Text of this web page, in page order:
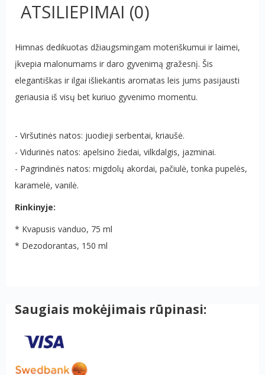
ATSILIEPIMAI (0)
Himnas dedikuotas džiaugsmingam moteriškumui ir laimei,
įkvepia malonumams ir daro gyvenimą gražesnį. Šis
elegantiškas ir ilgai išliekantis aromatas leis jums pasijausti
geriausia iš visų bet kuriuo gyvenimo momentu.
- Viršutinės natos: juodieji serbentai, kriaušė.
- Vidurinės natos: apelsino žiedai, vilkdalgis, jazminai.
- Pagrindinės natos: migdolų akordai, pačiulė, tonka pupelės,
karamelė, vanilė.
Rinkinyje:
* Kvapusis vanduo, 75 ml
* Dezodorantas, 150 ml
Saugiais mokėjimais rūpinasi: